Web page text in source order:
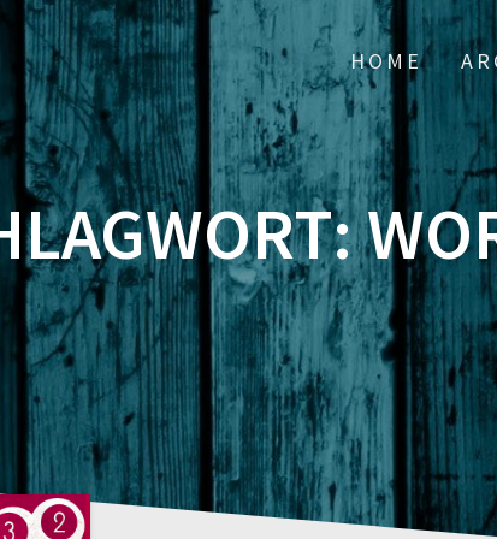
HOME